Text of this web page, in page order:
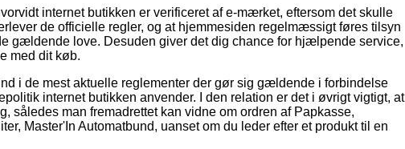
internet butikken er verificeret af e-mærket, eftersom det skulle
de officielle regler, og at hjemmesiden regelmæssigt føres tilsyn
gældende love. Desuden giver det dig chance for hjælpende service,
med dit køb.
i de mest aktuelle reglementer der gør sig gældende i forbindelse
internet butikken anvender. I den relation er det i øvrigt vigtigt, at
således man fremadrettet kan vidne om ordren af Papkasse,
Master'In Automatbund, uanset om du leder efter et produkt til en